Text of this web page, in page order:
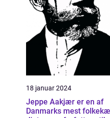
18 januar 2024
Jeppe Aakjær er en af
Danmarks mest